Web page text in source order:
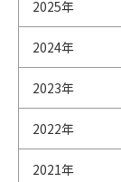
2025年
2024年
2023年
2022年
2021年